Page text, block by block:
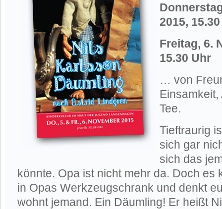
2015,
Freitag, 6.
15.30 Uhr
… von
Tee.
Tieftraurig
sich gar
sich das
könnte. Opa ist nicht mehr da. Doch es
in Opas Werkzeugschrank und denkt
wohnt jemand. Ein Däumling! Er heißt